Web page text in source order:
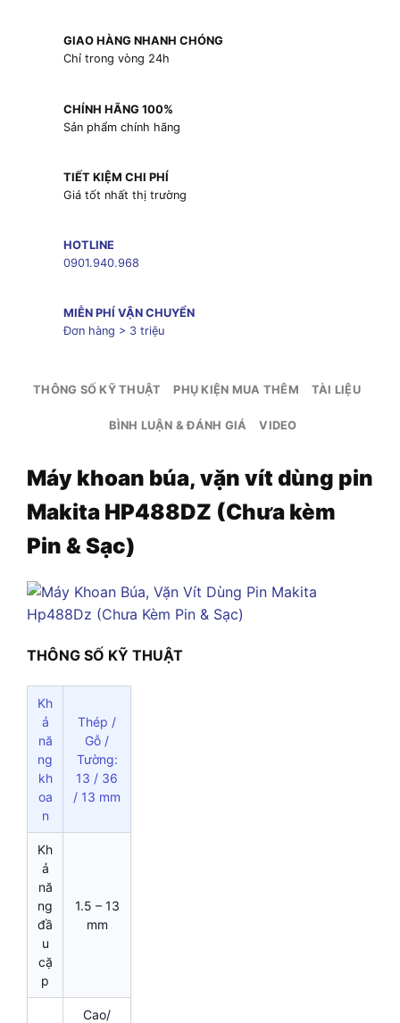
GIAO HÀNG NHANH CHÓNG
Chỉ trong vòng 24h
CHÍNH HÃNG 100%
Sản phẩm chính hãng
TIẾT KIỆM CHI PHÍ
Giá tốt nhất thị trường
HOTLINE
0901.940.968
MIỄN PHÍ VẬN CHUYỂN
Đơn hàng > 3 triệu
THÔNG SỐ KỸ THUẬT PHỤ KIỆN MUA THÊM TÀI LIỆU
BÌNH LUẬN & ĐÁNH GIÁ VIDEO
Máy khoan búa, vặn vít dùng pin
Makita HP488DZ (Chưa kèm
Pin & Sạc)
THÔNG SỐ KỸ THUẬT
Kh
ả
nă
ng
kh
oa
n
Thép /
Gỗ /
Tường:
13 / 36
/ 13 mm
Kh
ả
nă
ng
đầ
u
cặ
p
1.5 – 13
mm
Cao/